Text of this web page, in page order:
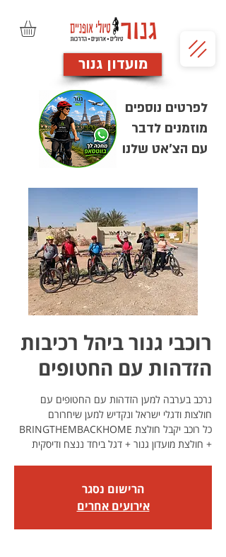
מועדון גנור
לפרטים נוספים
מוזמנים לדבר
עם הצ'אט שלנו
רוכבי גנור ביהל רכיבות
הזדהות עם החטופים
נרכב בערבה למען הזדהות עם החטופים עם
כל רוכב יקבל חולצת BRINGTHEMBACKHOME
+ חולצת מועדון גנור + דגל ביחד ננצח ודיסקית
הרישום נסגר
אירועים אחרים